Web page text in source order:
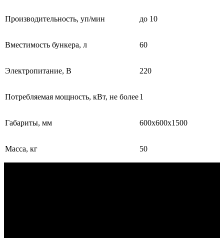
Производительность, уп/мин до 10
Вместимость бункера, л 60
Электропитание, В 220
Потребляемая мощность, кВт, не более1
Габариты, мм 600х600х1500
Масса, кг 50